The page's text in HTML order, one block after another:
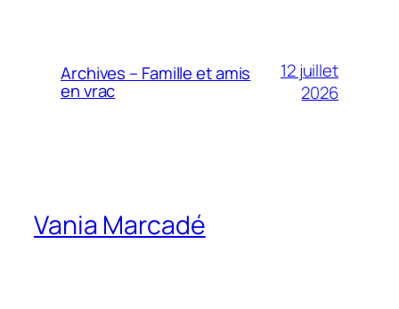
Archives – Famille et amis
en vrac
12 juillet
2026
Vania Marcadé